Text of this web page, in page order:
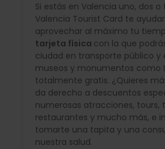
Si estás en Valencia uno, dos o
Valencia Tourist Card te
aprovechar al máximo tu
tarjeta física con la que
ciudad en transporte público y
museos y monumentos como
totalmente gratis. ¿Quieres
da derecho a descuentos
numerosas atracciones, tours,
restaurantes y mucho más, e
tomarte una tapita y una
nuestra salud.